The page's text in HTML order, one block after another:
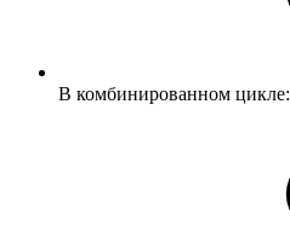
В комбинированном цикле: